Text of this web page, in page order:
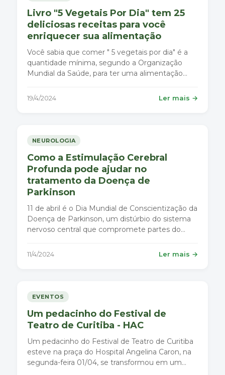
Livro "5 Vegetais Por Dia" tem 25
deliciosas receitas para você
enriquecer sua alimentação
Você sabia que comer " 5 vegetais por dia" é a
quantidade mínima, segundo a Organização
Mundial da Saúde, para ter uma alimentação
diversas doenças?
19/4/2024 Ler mais →
NEUROLOGIA
Como a Estimulação Cerebral
Profunda pode ajudar no
tratamento da Doença de
Parkinson
11 de abril é o Dia Mundial de Conscientização da
Doença de Parkinson, um distúrbio do sistema
nervoso central que compromete partes do
movimentos do corpo.
11/4/2024 Ler mais →
EVENTOS
Um pedacinho do Festival de
Teatro de Curitiba - HAC
Um pedacinho do Festival de Teatro de Curitiba
esteve na praça do Hospital Angelina Caron, na
segunda-feira 01/04, se transformou em um